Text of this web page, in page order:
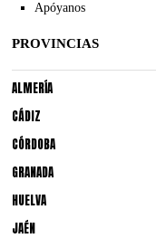
Apóyanos
PROVINCIAS
ALMERÍA
CÁDIZ
CÓRDOBA
GRANADA
HUELVA
JAÉN